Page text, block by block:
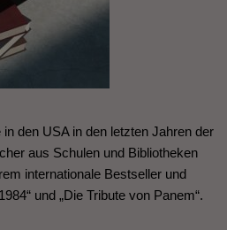
den USA in den letzten Jahren der
aus Schulen und Bibliotheken
internationale Bestseller und
und „Die Tribute von Panem“.